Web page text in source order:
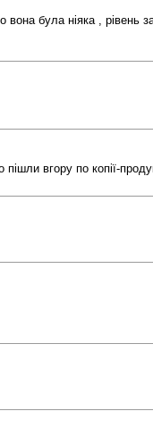
була ніяка , рівень
пішли вгору по копії-